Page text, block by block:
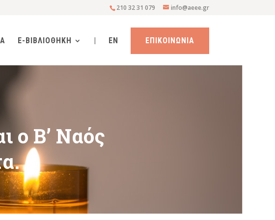
210 32 31 079 info@aeee.gr
E-ΒΙΒΛΙΟΘΗΚΗ | EN ΕΠΙΚΟΙΝΩΝΙΑ
ο Β’ Ναός